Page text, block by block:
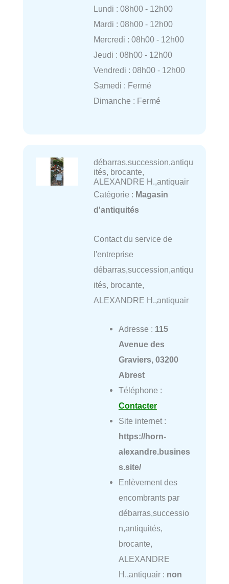
Lundi : 08h00 - 12h00
Mardi : 08h00 - 12h00
Mercredi : 08h00 - 12h00
Jeudi : 08h00 - 12h00
Vendredi : 08h00 - 12h00
Samedi : Fermé
Dimanche : Fermé
débarras,succession,antiqu
ités, brocante,
ALEXANDRE H.,antiquair
Catégorie : Magasin
d'antiquités
Contact du service de
l'entreprise
débarras,succession,antiqu
ités, brocante,
ALEXANDRE H.,antiquair
Adresse : 115
Avenue des
Graviers, 03200
Abrest
Téléphone :
Contacter
Site internet :
https://horn-
alexandre.busines
s.site/
Enlèvement des
encombrants par
débarras,successio
n,antiquités,
brocante,
ALEXANDRE
H.,antiquair : non